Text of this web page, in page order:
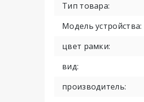
Тип товара:
Модель устройства:
цвет рамки:
вид:
производитель: